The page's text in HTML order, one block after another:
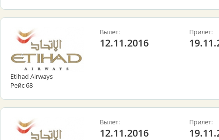
Etihad Airways
Рейс 68
Вылет:
12.11.2016
Прилет:
Вылет:
12.11.2016
Прилет: